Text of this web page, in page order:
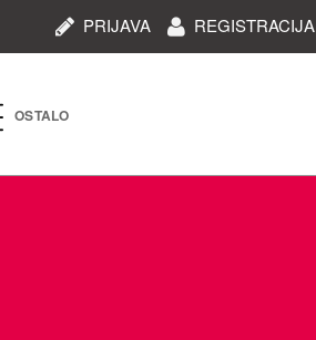
REGISTRACIJA
PRIJAVA
OSTALO